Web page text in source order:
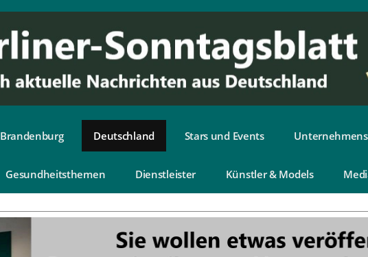
Brandenburg Deutschland Stars und Events
Gesundheitsthemen Dienstleister Künstler & Models